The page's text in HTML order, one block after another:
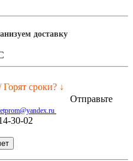
доставку
сроки? ↓
Отправьте
30-02